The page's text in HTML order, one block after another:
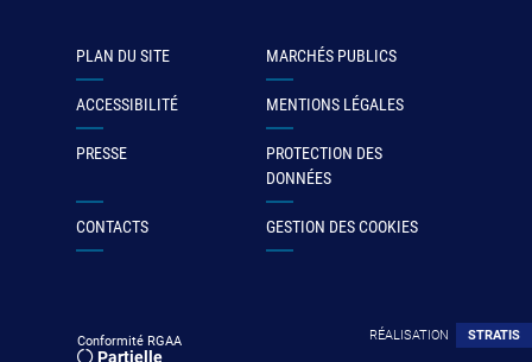
PLAN DU SITE MARCHÉS PUBLICS
ACCESSIBILITÉ MENTIONS LÉGALES
PRESSE
PROTECTION DES
DONNÉES
CONTACTS GESTION DES COOKIES
Conformité RGAA
Partielle
RÉALISATION STRATIS